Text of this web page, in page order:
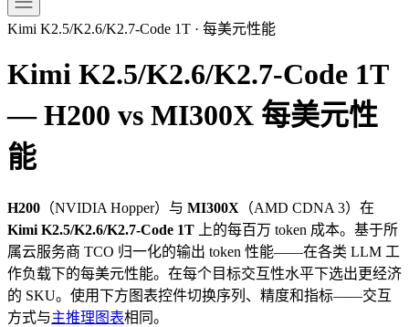
Kimi K2.5/K2.6/K2.7-Code 1T · 每美元性能
Kimi K2.5/K2.6/K2.7-Code 1T
— H200 vs MI300X 每美元性
能
H200 （NVIDIA Hopper）与 MI300X （AMD CDNA 3）在
Kimi K2.5/K2.6/K2.7-Code 1T 上的每百万 token 成本。基于所
属云服务商 TCO 归一化的输出 token 性能——在各类 LLM 工
作负载下的每美元性能。在每个目标交互性水平下选出更经济
的 SKU。使用下方图表控件切换序列、精度和指标——交互
方式与主推理图表相同。